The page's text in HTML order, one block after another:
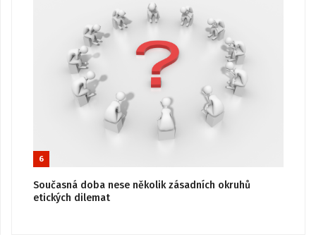
6
Současná doba nese několik zásadních okruhů
etických dilemat